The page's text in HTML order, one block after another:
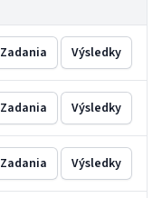
Zadania Výsledky
Zadania Výsledky
Zadania Výsledky